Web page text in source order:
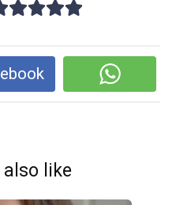
like